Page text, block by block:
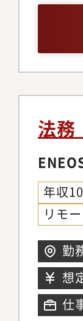
法務
年収
リモ
勤
想
仕